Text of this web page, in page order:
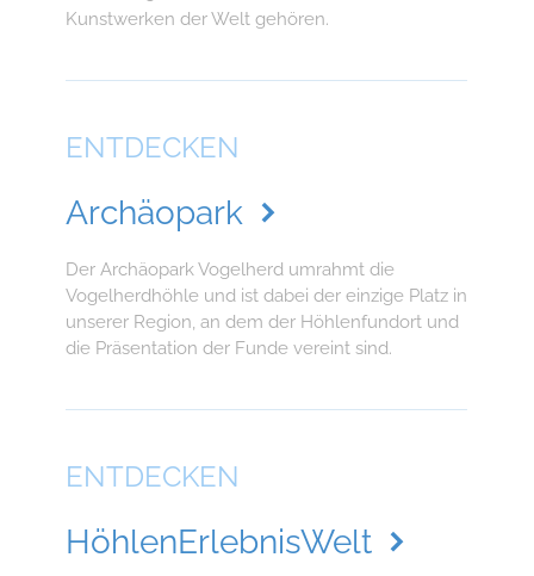
Kunstwerken der Welt gehören.
ENTDECKEN
Archäopark
Der Archäopark Vogelherd umrahmt die
Vogelherdhöhle und ist dabei der einzige Platz in
unserer Region, an dem der Höhlenfundort und
die Präsentation der Funde vereint sind.
ENTDECKEN
HöhlenErlebnisWelt